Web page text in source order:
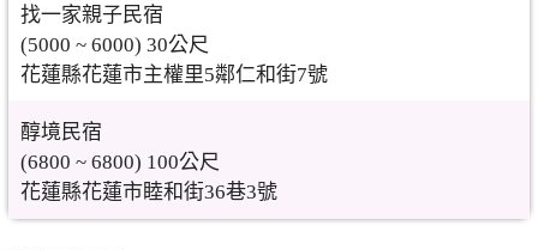
找一家親子民宿
(5000 ~ 6000) 30公尺
花蓮縣花蓮市主權里5鄰仁和街7號
醇境民宿
(6800 ~ 6800) 100公尺
花蓮縣花蓮市睦和街36巷3號